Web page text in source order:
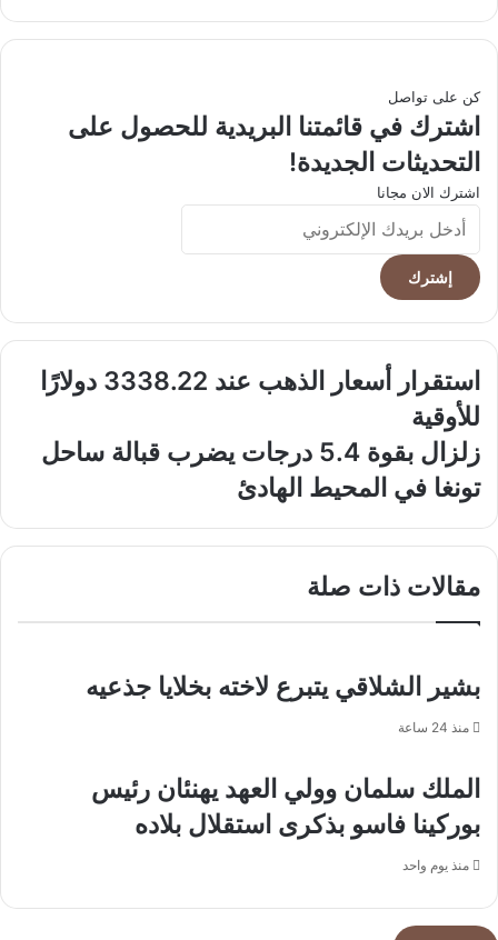
كن على تواصل
اشترك في قائمتنا البريدية للحصول على
التحديثات الجديدة!
اشترك الان مجانا
أدخل
بريدك
الإلكتروني
استقرار
أسعار
الذهب
عند
3338.22
دولارًا
استقرار أسعار الذهب عند 3338.22 دولارًا
للأوقية
زلزال
بقوة
5.4
ساحل
في
الهادئ
زلزال بقوة 5.4 درجات يضرب قبالة ساحل
تونغا في المحيط الهادئ
مقالات ذات صلة
بشير الشلاقي يتبرع لاخته بخلايا جذعيه
منذ 24 ساعة
الملك سلمان وولي العهد يهنئان رئيس
بوركينا فاسو بذكرى استقلال بلاده
منذ يوم واحد